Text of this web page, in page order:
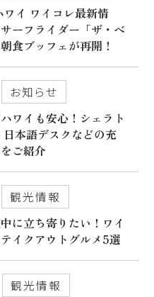
ワイ ワイコレ最新情
ーフライダー「ザ・ベ
食ブッフェが再開！
お知らせ
ワイも安心！シェラト
日本語デスクなどの充
ご紹介
観光情報
に立ち寄りたい！ワイ
イクアウトグルメ5選
観光情報